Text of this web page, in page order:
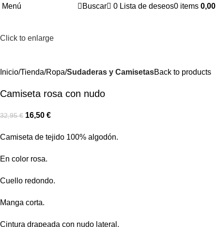
Menú Buscar 0 Lista de deseos0 items 0,00
Click to enlarge
Inicio Tienda Ropa Sudaderas y CamisetasBack to products
Camiseta rosa con nudo
32,95€ 16,50 €
Camiseta de tejido 100% algodón.
En color rosa.
Cuello redondo.
Manga corta.
Cintura drapeada con nudo lateral.